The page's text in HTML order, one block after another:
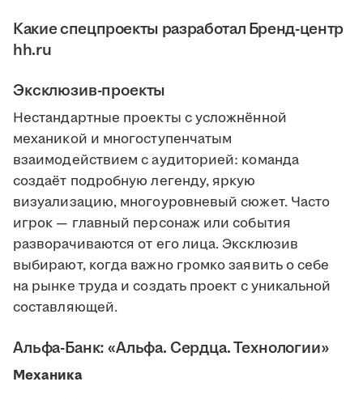
Какие спецпроекты разработал Бренд-центр
hh.ru
Эксклюзив-проекты
Нестандартные проекты с усложнённой
механикой и многоступенчатым
взаимодействием с аудиторией: команда
создаёт подробную легенду, яркую
визуализацию, многоуровневый сюжет. Часто
игрок — главный персонаж или события
разворачиваются от его лица. Эксклюзив
выбирают, когда важно громко заявить о себе
на рынке труда и создать проект с уникальной
составляющей.
Альфа-Банк: «Альфа. Сердца. Технологии»
Механика